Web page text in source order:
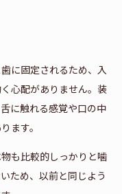
に固定されるため、入
心配がありません。装
に触れる感覚や口の中
ます。
も比較的しっかりと噛
ため、以前と同じよう